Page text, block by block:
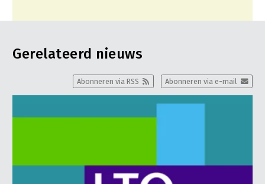
Gerelateerd nieuws
Abonneren via e-mail
Abonneren via RSS